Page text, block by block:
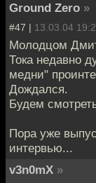
Ground Zero »
#47 | 13.03.04
Молодцом
Тока недавно
медни"
Дождался.
Будем
Пора уже
интервью...
v3n0mX »